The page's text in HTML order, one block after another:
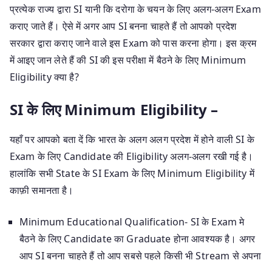
प्रत्येक राज्य द्वारा SI यानी कि दरोगा के चयन के लिए अलग-अलग Exam
कराए जाते हैं। ऐसे में अगर आप SI बनना चाहते हैं तो आपको प्रदेश
सरकार द्वारा कराए जाने वाले इस Exam को पास करना होगा। इस क्रम
में आइए जान लेते हैं की SI की इस परीक्षा में बैठने के लिए Minimum
Eligibility क्या है?
SI के लिए Minimum Eligibility –
यहाँ पर आपको बता दें कि भारत के अलग अलग प्रदेश में होने वाली SI के
Exam के लिए Candidate की Eligibility अलग-अलग रखी गई है।
हालांकि सभी State के SI Exam के लिए Minimum Eligibility में
काफ़ी समानता है।
Minimum Educational Qualification- SI के Exam मे
बैठने के लिए Candidate का Graduate होना आवश्यक है। अगर
आप SI बनना चाहते हैं तो आप सबसे पहले किसी भी Stream से अपना